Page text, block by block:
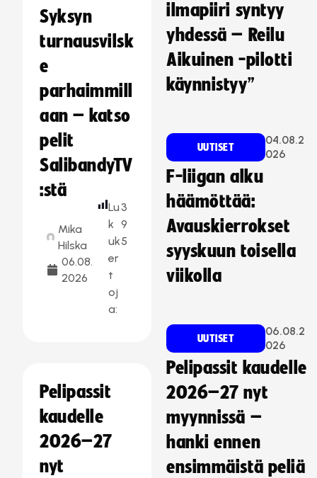
Syksyn
turnausvilsk
e
parhaimmill
aan – katso
pelit
SalibandyTV
:stä
Mika
Hilska
06.08.
2026
Lu
k
uk
er
t
oj
a:
3
9
5
Pelipassit
kaudelle
2026–27
nyt
ilmapiiri syntyy
yhdessä – Reilu
Aikuinen -pilotti
käynnistyy”
UUTISET
04.08.2
026
F-liigan alku
häämöttää:
Avauskierrokset
syyskuun toisella
viikolla
UUTISET
06.08.2
026
Pelipassit kaudelle
2026–27 nyt
myynnissä –
hanki ennen
ensimmäistä peliä